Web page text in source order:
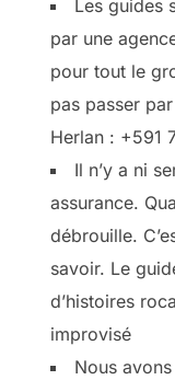
Les guides
par une
pour tout le
pas passer
Herlan : +591
Il n’y a ni
assurance.
débrouille.
savoir. Le
d’histoires
improvisé
Nous